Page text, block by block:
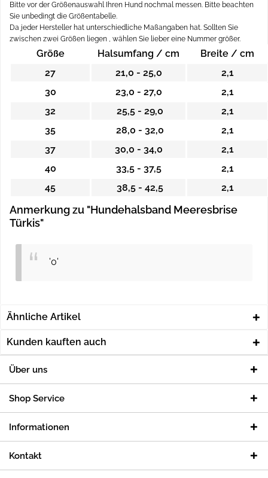
Bitte vor der Größenauswahl Ihren Hund nochmal messen. Bitte beachten
Sie unbedingt die Größentabelle.
Da jeder Hersteller hat unterschiedliche Maßangaben hat. Sollten Sie
zwischen zwei Größen liegen , wählen Sie lieber eine Nummer größer.
Größe Halsumfang / cm
Breite / cm
27
21,0 - 25,0
2,1
30
23,0 - 27,0
2,1
32
25,5 - 29,0
2,1
35
28,0 - 32,0
2,1
37
30,0 - 34,0
2,1
40
33,5 - 37,5
2,1
45
38,5 - 42,5 2,1
Anmerkung zu "Hundehalsband Meeresbrise
Türkis"
'0'
Ähnliche Artikel
Kunden kauften auch
Über uns
Shop Service
Informationen
Kontakt